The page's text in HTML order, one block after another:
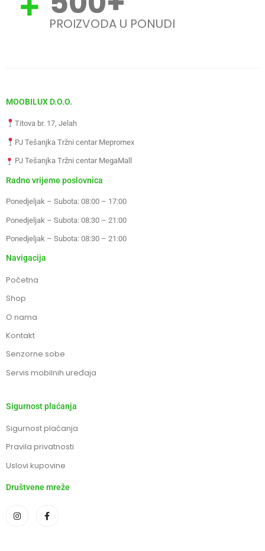
PROIZVODA U PONUDI
MOOBILUX D.O.O.
Titova br. 17, Jelah
PJ Tešanjka Tržni centar Mepromex
PJ Tešanjka Tržni centar MegaMall
Radno vrijeme poslovnica
Ponedjeljak – Subota: 08:00 – 17:00
Ponedjeljak – Subota: 08:30 – 21:00
Ponedjeljak – Subota: 08:30 – 21:00
Navigacija
Početna
Shop
O nama
Kontakt
Senzorne sobe
Servis mobilnih uređaja
Sigurnost plaćanja
Sigurnost plaćanja
Pravila privatnosti
Uslovi kupovine
Društvene mreže